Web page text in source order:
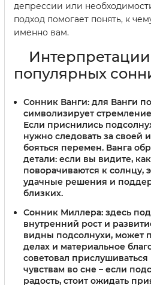
депрессии или
подход помогает понять, к
именно вам.
популярных
Сонник Ванги: для Ванги
символизирует
Если приснились
нужно следовать за своей
бояться перемен. Ванга
детали: если вы видите,
поворачиваются к солнцу,
удачные решения и
близких.
Сонник Миллера: здесь
внутренний рост и
видны подсолнухи, может
делах и материальное
советовал
чувствам во сне – если
радость, стоит ожидать